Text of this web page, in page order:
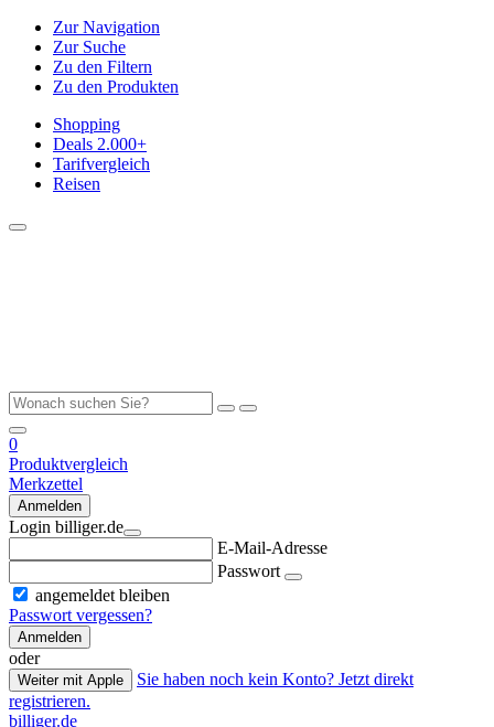
Zur Navigation
Zur Suche
Zu den Filtern
Zu den Produkten
Shopping
Deals 2.000+
Tarifvergleich
Reisen
0
Produktvergleich
Merkzettel
Anmelden
Login billiger.de
E-Mail-Adresse
Passwort
angemeldet bleiben
Passwort vergessen?
Anmelden
oder
Weiter mit Apple
Sie haben noch kein Konto? Jetzt direkt
registrieren.
billiger.de